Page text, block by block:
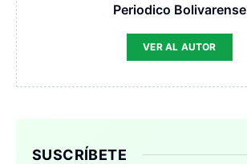
Periodico Bolivarense
VER AL AUTOR
SUSCRÍBETE